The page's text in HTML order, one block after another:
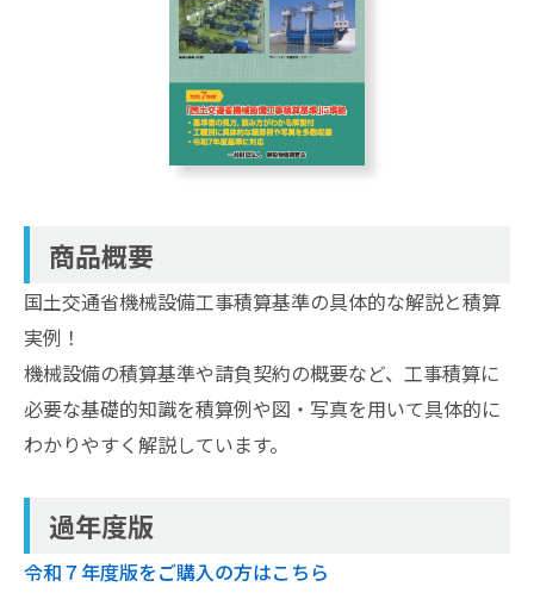
商品概要
国土交通省機械設備工事積算基準の具体的な解説と積算
実例！
機械設備の積算基準や請負契約の概要など、工事積算に
必要な基礎的知識を積算例や図・写真を用いて具体的に
わかりやすく解説しています。
過年度版
令和７年度版をご購入の方はこちら